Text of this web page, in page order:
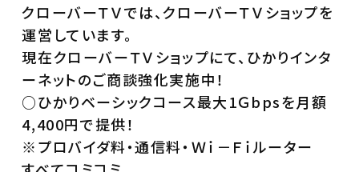
クローバーＴＶでは、クローバーＴＶショップを
運営しています。
現在クローバーＴＶショップにて、ひかりインタ
ーネットのご商談強化実施中！
○ひかりベーシックコース最大1Ｇbpsを月額
4,400円で提供！
※プロバイダ料・通信料・Ｗｉ－Ｆｉルーター